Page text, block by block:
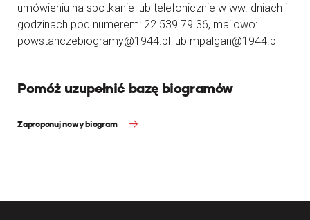
umówieniu na spotkanie lub telefonicznie w ww. dniach i
godzinach pod numerem: 22 539 79 36, mailowo:
powstanczebiogramy@1944.pl lub mpalgan@1944.pl
Pomóż uzupełnić bazę biogramów
Zaproponuj nowy biogram